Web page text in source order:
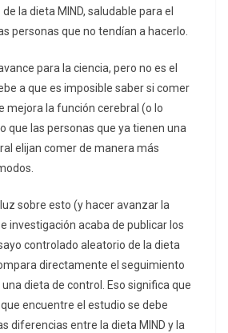
la dieta MIND, saludable para el
personas que no tendían a hacerlo.
para la ciencia, pero no es el
a que es imposible saber si comer
mejora la función cerebral (o lo
que las personas que ya tienen una
elijan comer de manera más
sobre esto (y hacer avanzar la
investigación acaba de publicar los
controlado aleatorio de la dieta
directamente el seguimiento
dieta de control. Eso significa que
encuentre el estudio se debe
diferencias entre la dieta MIND y la